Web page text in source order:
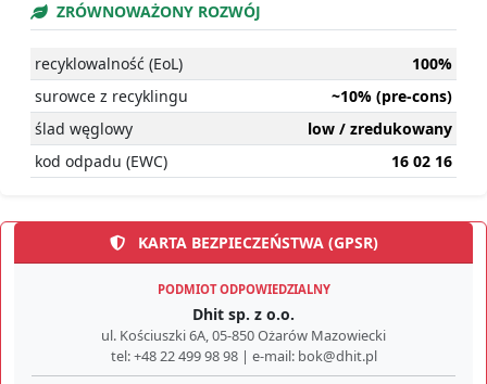
ZRÓWNOWAŻONY ROZWÓJ
recyklowalność (EoL)
100%
surowce z recyklingu
~10% (pre-cons)
ślad węglowy
low / zredukowany
kod odpadu (EWC)
16 02 16
KARTA BEZPIECZEŃSTWA (GPSR)
PODMIOT ODPOWIEDZIALNY
Dhit sp. z o.o.
ul. Kościuszki 6A, 05-850 Ożarów Mazowiecki
tel: +48 22 499 98 98 | e-mail: bok@dhit.pl